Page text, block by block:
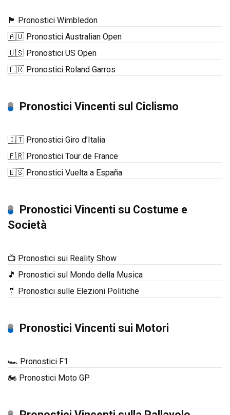
🏴󠁧󠁢󠁥󠁮󠁧󠁿 Pronostici Wimbledon
🇦🇺 Pronostici Australian Open
🇺🇸 Pronostici US Open
🇫🇷 Pronostici Roland Garros
Pronostici Vincenti sul Ciclismo
🇮🇹 Pronostici Giro d’Italia
🇫🇷 Pronostici Tour de France
🇪🇸 Pronostici Vuelta a España
Pronostici Vincenti su Costume e
Società
📺 Pronostici sui Reality Show
🎵 Pronostici sul Mondo della Musica
🤵 Pronostici sulle Elezioni Politiche
Pronostici Vincenti sui Motori
🏎️ Pronostici F1
🏍️ Pronostici Moto GP